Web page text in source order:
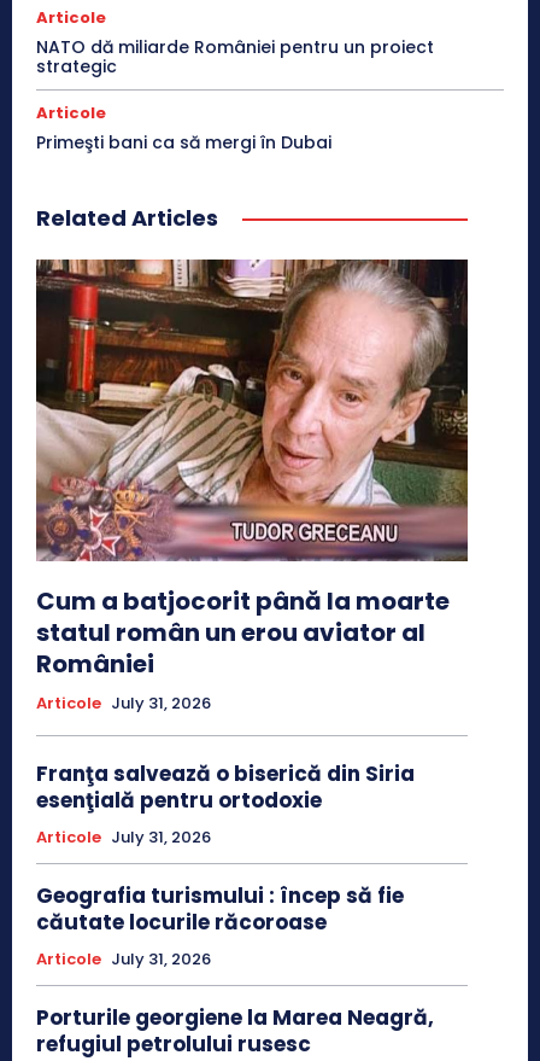
Articole
NATO dă miliarde României pentru un proiect
strategic
Articole
Primeşti bani ca să mergi în Dubai
Related Articles
Cum a batjocorit până la moarte
statul român un erou aviator al
României
Articole July 31, 2026
Franţa salvează o biserică din Siria
esenţială pentru ortodoxie
Articole July 31, 2026
Geografia turismului : încep să fie
căutate locurile răcoroase
Articole July 31, 2026
Porturile georgiene la Marea Neagră,
refugiul petrolului rusesc